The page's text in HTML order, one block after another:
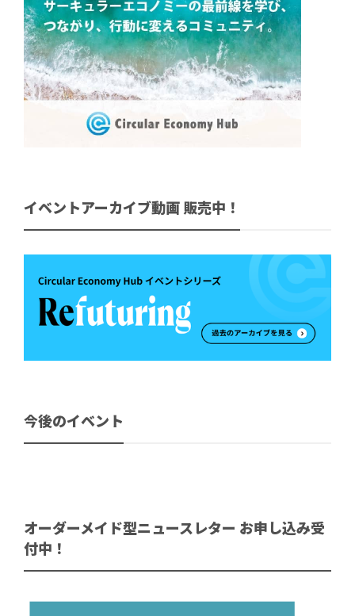
イベントアーカイブ動画 販売中！
今後のイベント
オーダーメイド型ニュースレター お申し込み受
付中！